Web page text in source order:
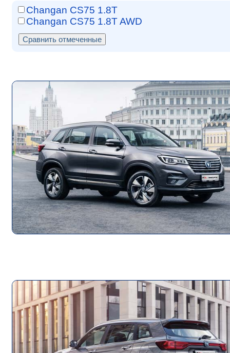
Changan CS75 1.8T
Changan CS75 1.8T AWD